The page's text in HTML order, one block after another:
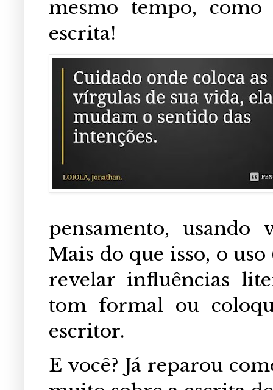
mesmo tempo,
escrita!
pensamento, usando
Mais do que isso, o
revelar influências
tom formal ou
escritor.
E você? Já reparou